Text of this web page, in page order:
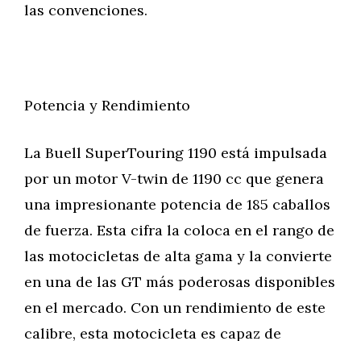
las convenciones.
Potencia y Rendimiento
La Buell SuperTouring 1190 está impulsada
por un motor V-twin de 1190 cc que genera
una impresionante potencia de 185 caballos
de fuerza. Esta cifra la coloca en el rango de
las motocicletas de alta gama y la convierte
en una de las GT más poderosas disponibles
en el mercado. Con un rendimiento de este
calibre, esta motocicleta es capaz de